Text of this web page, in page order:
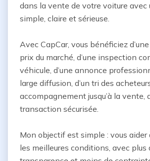
dans la vente de votre voiture avec
simple, claire et sérieuse.
Avec CapCar, vous bénéficiez
prix du marché, d’une inspection
véhicule, d’une annonce
large diffusion, d’un tri des
accompagnement jusqu’à la vente,
transaction sécurisée.
Mon objectif est simple : vous aider
les meilleures conditions, avec plus